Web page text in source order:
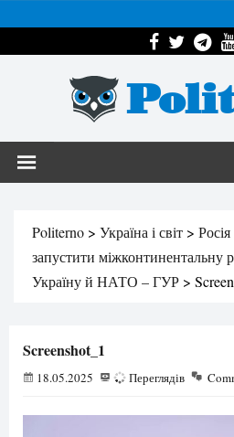
Politerno > Україна і світ >
запустити міжконтинентальну
Україну й НАТО – ГУР >
Screenshot_1
18.05.2025 67 Переглядів